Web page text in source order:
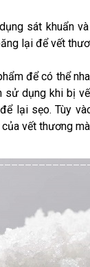
sát khuẩn
lại để vết
để có thể
dụng khi bị
lại sẹo. Tùy
vết thương